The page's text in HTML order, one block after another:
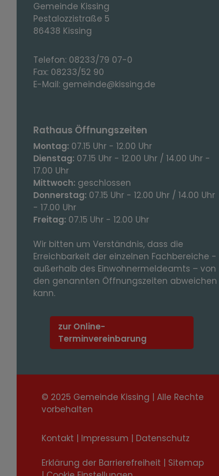
Gemeinde Kissing
Pestalozzistraße 5
86438 Kissing
Telefon: 08233/79 07-0
Fax: 08233/52 90
E-Mail: gemeinde@kissing.de
Rathaus Öffnungszeiten
Montag: 07.15 Uhr - 12.00 Uhr
Dienstag: 07.15 Uhr - 12.00 Uhr / 14.00 Uhr -
17.00 Uhr
Mittwoch: geschlossen
Donnerstag: 07.15 Uhr - 12.00 Uhr / 14.00 Uhr
- 17.00 Uhr
Freitag: 07.15 Uhr - 12.00 Uhr
Wir bitten um Verständnis, dass die
Erreichbarkeit der einzelnen Fachbereiche -
außerhalb des Einwohnermeldeamts – von
den genannten Öffnungszeiten abweichen
kann.
zur Online-
Terminvereinbarung
© 2025 Gemeinde Kissing | Alle Rechte
vorbehalten
Kontakt | Impressum | Datenschutz
Erklärung der Barrierefreiheit | Sitemap